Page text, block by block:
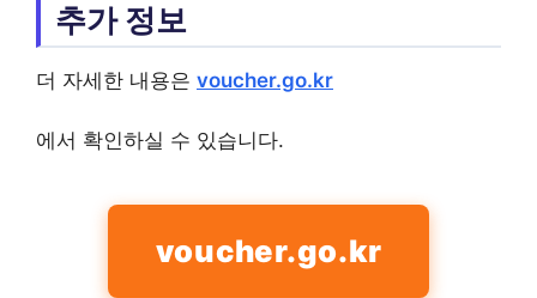
추가 정보
더 자세한 내용은 voucher.go.kr
에서 확인하실 수 있습니다.
voucher.go.kr